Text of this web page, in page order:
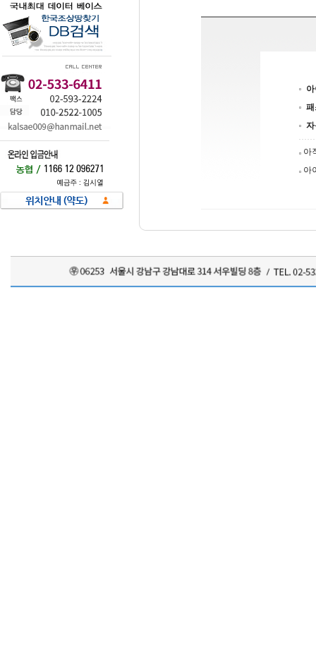
아
아